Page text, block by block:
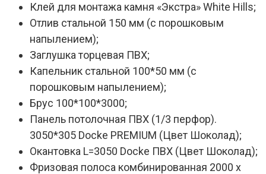
Клей для монтажа камня «Экстра» White Hills;
Отлив стальной 150 мм (с порошковым
напылением);
Заглушка торцевая ПВХ;
Капельник стальной 100*50 мм (с
порошковым напылением);
Брус 100*100*3000;
Панель потолочная ПВХ (1/3 перфор).
3050*305 Docke PREMIUM (Цвет Шоколад);
Окантовка L=3050 Docke ПВХ (Цвет Шоколад);
Фризовая полоса комбинированная 2000 х